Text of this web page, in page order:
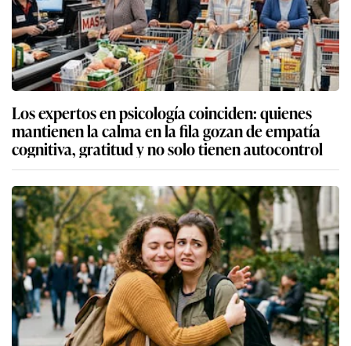
Los expertos en psicología coinciden: quienes
mantienen la calma en la fila gozan de empatía
cognitiva, gratitud y no solo tienen autocontrol